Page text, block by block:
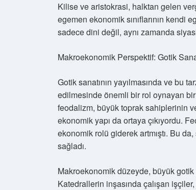
Kilise ve aristokrasi, halktan gelen
egemen ekonomik sınıflarının kendi
sadece dini değil, aynı zamanda
Makroekonomik Perspektif: Gotik
Gotik sanatının yayılmasında ve bu
edilmesinde önemli bir rol oynayan bir
feodalizm, büyük toprak sahiplerinin
ekonomik yapı da ortaya çıkıyordu.
ekonomik rolü giderek artmıştı. Bu
sağladı.
Makroekonomik düzeyde, büyük gotik
Katedrallerin inşasında çalışan